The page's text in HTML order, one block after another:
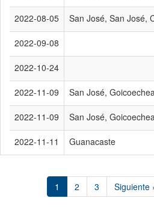
2022-08-05 San José, San José,
2022-09-08
2022-10-24
2022-11-09 San José,
2022-11-09 San José,
2022-11-11 Guanacaste
1 2 3 Siguiente ›